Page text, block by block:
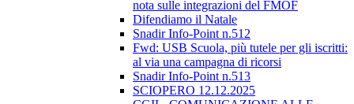
nota sulle integrazioni del FMOF
Difendiamo il Natale
Snadir Info-Point n.512
Fwd: USB Scuola, più tutele per gli iscritti:
al via una campagna di ricorsi
Snadir Info-Point n.513
SCIOPERO 12.12.2025